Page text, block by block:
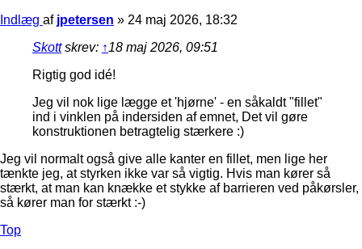
Indlæg af jpetersen » 24 maj 2026, 18:32
Skottskrev: ↑18 maj 2026, 09:51
Rigtig god idé!
Jeg vil nok lige lægge et 'hjørne' - en såkaldt "fillet"
ind i vinklen på indersiden af emnet, Det vil gøre
konstruktionen betragtelig stærkere :)
Jeg vil normalt også give alle kanter en fillet, men lige her
tænkte jeg, at styrken ikke var så vigtig. Hvis man kører så
stærkt, at man kan knække et stykke af barrieren ved påkørsler,
så kører man for stærkt :-)
Top